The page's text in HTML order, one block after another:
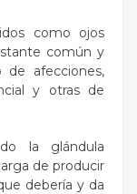
como ojos
común y
afecciones,
y otras de
la glándula
de producir
debería y da